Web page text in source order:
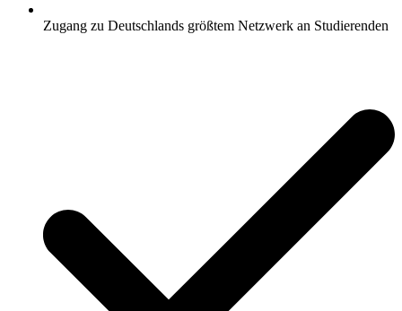
Zugang zu Deutschlands größtem Netzwerk an Studierenden